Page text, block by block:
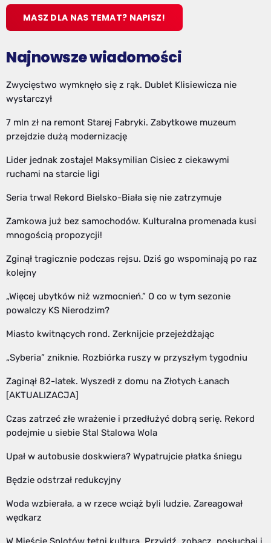
MASZ DLA NAS TEMAT? NAPISZ!
Najnowsze wiadomości
Zwycięstwo wymknęło się z rąk. Dublet Klisiewicza nie
wystarczył
7 mln zł na remont Starej Fabryki. Zabytkowe muzeum
przejdzie dużą modernizację
Lider jednak zostaje! Maksymilian Cisiec z ciekawymi
ruchami na starcie ligi
Seria trwa! Rekord Bielsko-Biała się nie zatrzymuje
Zamkowa już bez samochodów. Kulturalna promenada kusi
mnogością propozycji!
Zginął tragicznie podczas rejsu. Dziś go wspominają po raz
kolejny
„Więcej ubytków niż wzmocnień.” O co w tym sezonie
powalczy KS Nierodzim?
Miasto kwitnących rond. Zerknijcie przejeżdżając
„Syberia” zniknie. Rozbiórka ruszy w przyszłym tygodniu
Zaginął 82-latek. Wyszedł z domu na Złotych Łanach
[AKTUALIZACJA]
Czas zatrzeć złe wrażenie i przedłużyć dobrą serię. Rekord
podejmie u siebie Stal Stalowa Wola
Upał w autobusie doskwiera? Wypatrujcie płatka śniegu
Będzie odstrzał redukcyjny
Woda wzbierała, a w rzece wciąż byli ludzie. Zareagował
wędkarz